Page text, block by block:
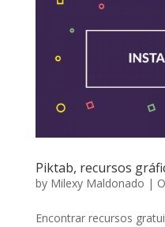
Piktab, recursos
by Milexy Maldonado |
Encontrar recursos